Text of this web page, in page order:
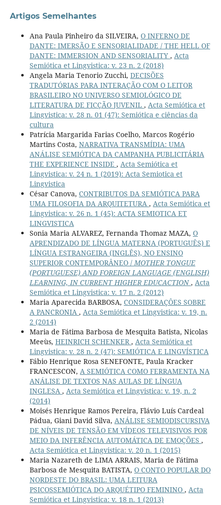
Artigos Semelhantes
Ana Paula Pinheiro da SILVEIRA, O INFERNO DE
DANTE: IMERSÃO E SENSORIALIDADE / THE HELL OF
DANTE: IMMERSION AND SENSORIALITY , Acta
Semiótica et Lingvistica: v. 23 n. 2 (2018)
Angela Maria Tenorio Zucchi, DECISÕES
TRADUTÓRIAS PARA INTERAÇÃO COM O LEITOR
BRASILEIRO NO UNIVERSO SEMIOLÓGICO DE
LITERATURA DE FICÇÃO JUVENIL , Acta Semiótica et
Lingvistica: v. 28 n. 01 (47): Semiótica e ciências da
cultura
Patrícia Margarida Farias Coelho, Marcos Rogério
Martins Costa, NARRATIVA TRANSMÍDIA: UMA
ANÁLISE SEMIÓTICA DA CAMPANHA PUBLICITÁRIA
THE EXPERIENCE INSIDE , Acta Semiótica et
Lingvistica: v. 24 n. 1 (2019): Acta Semiotica et
Lingvistica
César Canova, CONTRIBUTOS DA SEMIÓTICA PARA
UMA FILOSOFIA DA ARQUITETURA , Acta Semiótica et
Lingvistica: v. 26 n. 1 (45): ACTA SEMIOTICA ET
LINGVISTICA
Sonia Maria ALVAREZ, Fernanda Thomaz MAZA, O
APRENDIZADO DE LÍNGUA MATERNA (PORTUGUÊS) E
LÍNGUA ESTRANGEIRA (INGLÊS), NO ENSINO
SUPERIOR CONTEMPORÂNEO /MOTHER TONGUE
(PORTUGUESE) AND FOREIGN LANGUAGE (ENGLISH)
LEARNING, IN CURRENT HIGHER EDUCACTION , Acta
Semiótica et Lingvistica: v. 17 n. 2 (2012)
Maria Aparecida BARBOSA, CONSIDERAÇÔES SOBRE
A PANCRONIA , Acta Semiótica et Lingvistica: v. 19, n.
2 (2014)
Maria de Fátima Barbosa de Mesquita Batista, Nicolas
Meeùs, HEINRICH SCHENKER, Acta Semiótica et
Lingvistica: v. 28 n. 2 (47): SEMIÓTICA E LINGVÍSTICA
Fábio Henrique Rosa SENEFONTE, Paula Kracker
FRANCESCON, A SEMIÓTICA COMO FERRAMENTA NA
ANÁLISE DE TEXTOS NAS AULAS DE LÍNGUA
INGLESA , Acta Semiótica et Lingvistica: v. 19, n. 2
(2014)
Moisés Henrique Ramos Pereira, Flávio Luís Cardeal
Pádua, Giani David Silva, ANÁLISE SEMIODISCURSIVA
DE NÍVEIS DE TENSÃO EM VÍDEOS TELEVISIVOS POR
MEIO DA INFERÊNCIA AUTOMÁTICA DE EMOÇÕES ,
Acta Semiótica et Lingvistica: v. 20 n. 1 (2015)
Maria Nazareth de LIMA ARRAIS, Maria de Fátima
Barbosa de Mesquita BATISTA, O CONTO POPULAR DO
NORDESTE DO BRASIL: UMA LEITURA
PSICOSSEMIÓTICA DO ARQUÉTIPO FEMININO , Acta
Semiótica et Lingvistica: v. 18 n. 1 (2013)